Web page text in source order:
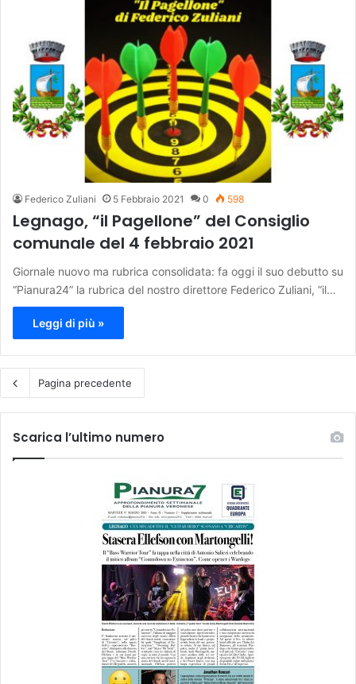
Federico Zuliani 5 Febbraio 2021 0 598
Legnago, “il Pagellone” del Consiglio
comunale del 4 febbraio 2021
Giornale nuovo ma rubrica consolidata: fa oggi il suo debutto su
“Pianura24” la rubrica del nostro direttore Federico Zuliani, “il…
Leggi di più »
Pagina precedente
Scarica l’ultimo numero